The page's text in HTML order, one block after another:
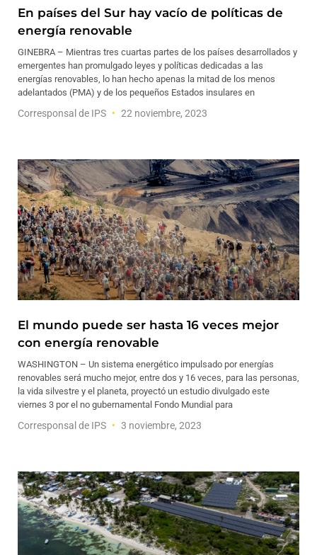
En países del Sur hay vacío de políticas de
energía renovable
GINEBRA – Mientras tres cuartas partes de los países desarrollados y
emergentes han promulgado leyes y políticas dedicadas a las
energías renovables, lo han hecho apenas la mitad de los menos
adelantados (PMA) y de los pequeños Estados insulares en
Corresponsal de IPS 22 noviembre, 2023
El mundo puede ser hasta 16 veces mejor
con energía renovable
WASHINGTON – Un sistema energético impulsado por energías
renovables será mucho mejor, entre dos y 16 veces, para las personas,
la vida silvestre y el planeta, proyectó un estudio divulgado este
viernes 3 por el no gubernamental Fondo Mundial para
Corresponsal de IPS 3 noviembre, 2023